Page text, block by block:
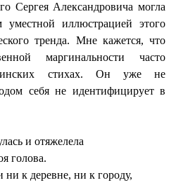
Сергея Александровича могла
иллюстрацией этого
тренда. Мне кажется, что
маргинальности часто
стихах. Он уже не
себя не идентифицирует в
и отяжелела
голова.
к деревне, ни к городу,